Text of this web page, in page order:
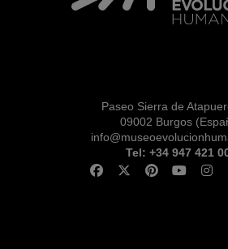
Paseo Sierra de
09002 Burgos
Tel: +34 947 421